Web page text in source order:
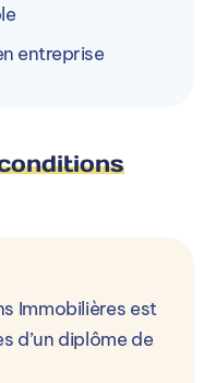
entreprise
Immobilières est
d’un diplôme de